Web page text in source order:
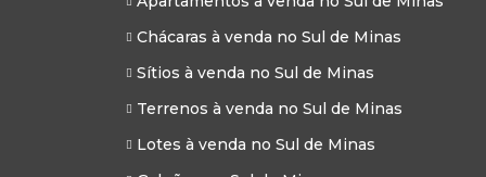
Chácaras à venda no Sul de Minas
Sítios à venda no Sul de Minas
Terrenos à venda no Sul de Minas
Lotes à venda no Sul de Minas